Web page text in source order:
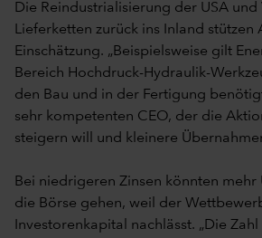
Die Reindustrialisierung der USA
Lieferketten zurück ins Inland stützen
Einschätzung. „Beispielsweise gilt
Bereich Hochdruck-Hydraulik-
den Bau und in der Fertigung
sehr kompetenten CEO, der die
steigern will und kleinere
Bei niedrigeren Zinsen könnten mehr
die Börse gehen, weil der
Investorenkapital nachlässt. „Die